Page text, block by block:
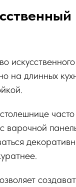
на длинных
варочной